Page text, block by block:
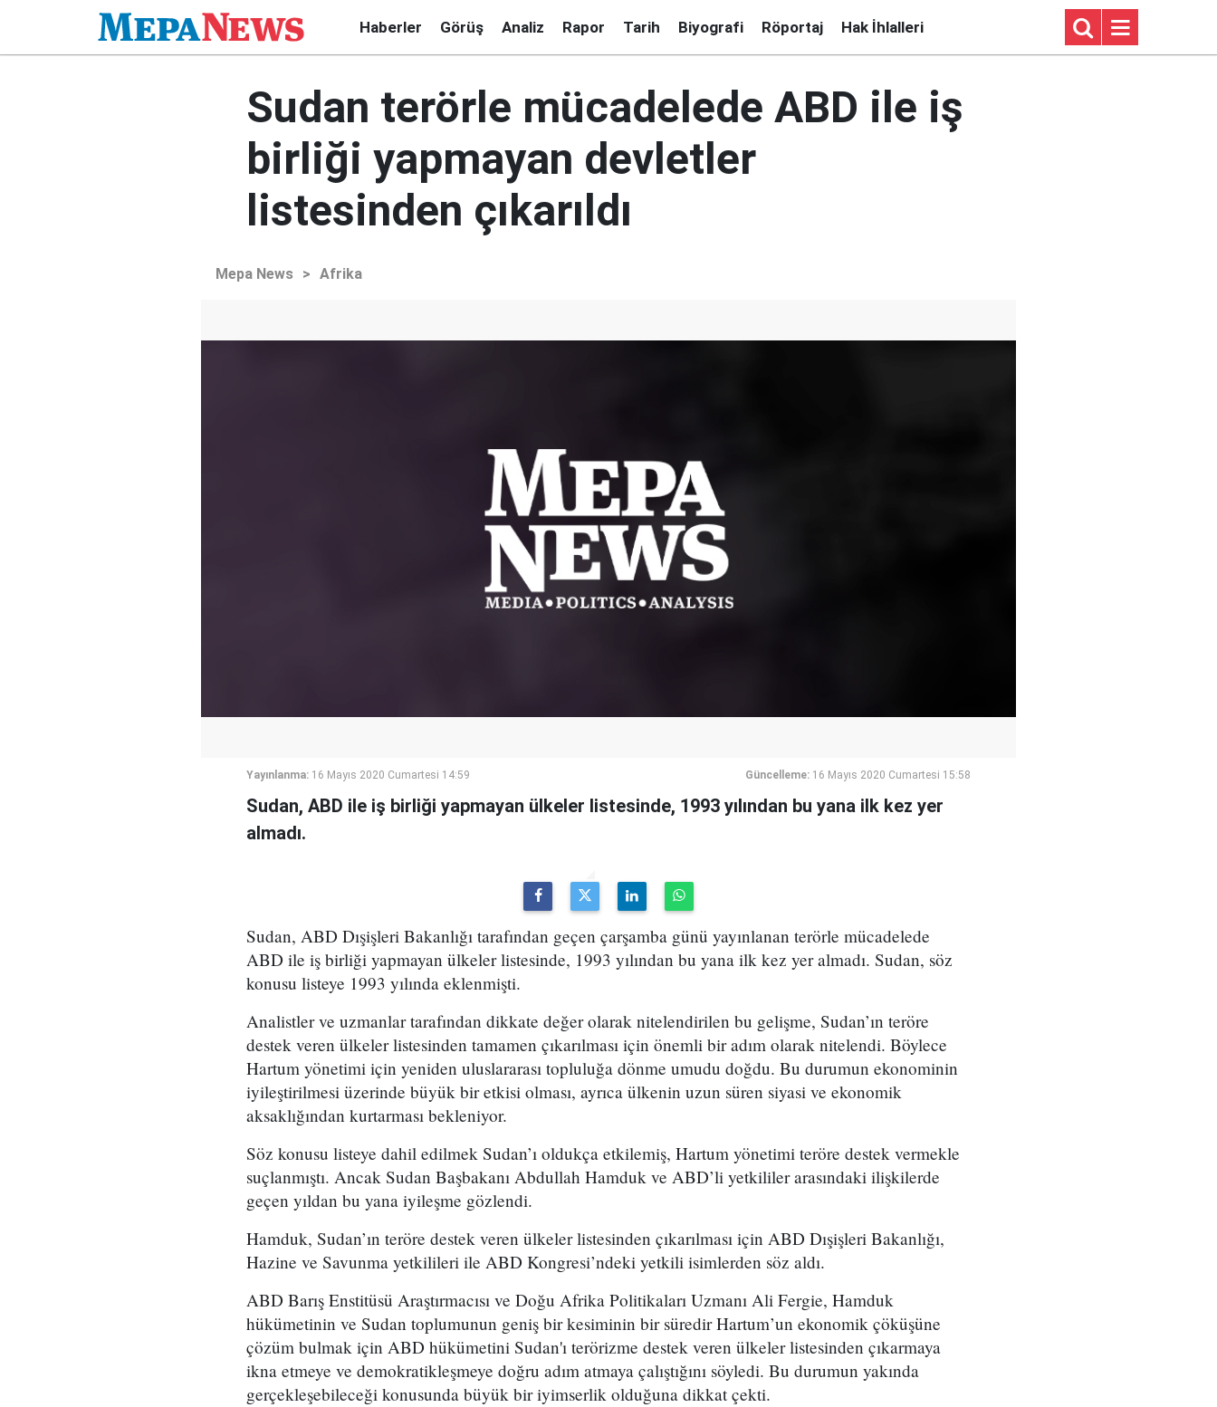
Haberler Görüş Analiz Rapor Tarih Biyografi Röportaj Hak İhlalleri
Sudan terörle mücadelede ABD ile iş
birliği yapmayan devletler
listesinden çıkarıldı
Mepa News > Afrika
Yayınlanma: 16 Mayıs 2020 Cumartesi 14:59 Güncelleme: 16 Mayıs 2020 Cumartesi 15:58
Sudan, ABD ile iş birliği yapmayan ülkeler listesinde, 1993 yılından bu yana ilk kez yer
almadı.
Sudan, ABD Dışişleri Bakanlığı tarafından geçen çarşamba günü yayınlanan terörle mücadelede
ABD ile iş birliği yapmayan ülkeler listesinde, 1993 yılından bu yana ilk kez yer almadı. Sudan, söz
konusu listeye 1993 yılında eklenmişti.
Analistler ve uzmanlar tarafından dikkate değer olarak nitelendirilen bu gelişme, Sudan’ın teröre
destek veren ülkeler listesinden tamamen çıkarılması için önemli bir adım olarak nitelendi. Böylece
Hartum yönetimi için yeniden uluslararası topluluğa dönme umudu doğdu. Bu durumun ekonominin
iyileştirilmesi üzerinde büyük bir etkisi olması, ayrıca ülkenin uzun süren siyasi ve ekonomik
aksaklığından kurtarması bekleniyor.
Söz konusu listeye dahil edilmek Sudan’ı oldukça etkilemiş, Hartum yönetimi teröre destek vermekle
suçlanmıştı. Ancak Sudan Başbakanı Abdullah Hamduk ve ABD’li yetkililer arasındaki ilişkilerde
geçen yıldan bu yana iyileşme gözlendi.
Hamduk, Sudan’ın teröre destek veren ülkeler listesinden çıkarılması için ABD Dışişleri Bakanlığı,
Hazine ve Savunma yetkilileri ile ABD Kongresi’ndeki yetkili isimlerden söz aldı.
ABD Barış Enstitüsü Araştırmacısı ve Doğu Afrika Politikaları Uzmanı Ali Fergie, Hamduk
hükümetinin ve Sudan toplumunun geniş bir kesiminin bir süredir Hartum’un ekonomik çöküşüne
çözüm bulmak için ABD hükümetini Sudan'ı terörizme destek veren ülkeler listesinden çıkarmaya
ikna etmeye ve demokratikleşmeye doğru adım atmaya çalıştığını söyledi. Bu durumun yakında
gerçekleşebileceği konusunda büyük bir iyimserlik olduğuna dikkat çekti.